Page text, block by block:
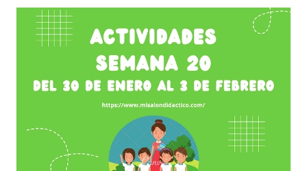
de recursos. Establecer esto como un trabajo conjunto que
permita a maestros, padres de familia y alumnos trabajar con
especial atención, será fundamental durante todo el ciclo
escolar a través de vídeos, ejercicios, prácticas y en general
comprender con mayor facilidad cada contenido. Damos los
créditos correspondientes a los autores de tan extraordinarias
actividades recordando que, para ...